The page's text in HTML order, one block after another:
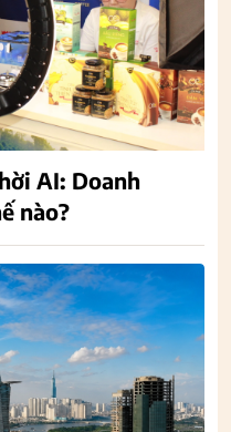
AI: Doanh
nào?